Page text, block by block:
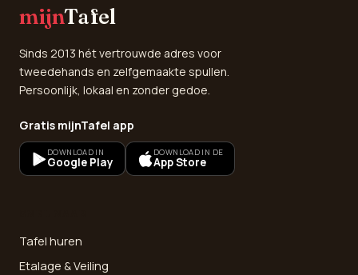
mijnTafel
Sinds 2013 hét vertrouwde adres voor
tweedehands en zelfgemaakte spullen.
Persoonlijk, lokaal en zonder gedoe.
Gratis mijnTafel app
DOWNLOAD IN
Google Play
DOWNLOAD IN DE
App Store
Tafel huren
Etalage & Veiling